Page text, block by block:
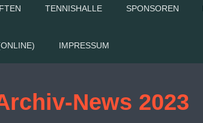
TENNISHALLE SPONSOREN
IMPRESSUM
News 2023